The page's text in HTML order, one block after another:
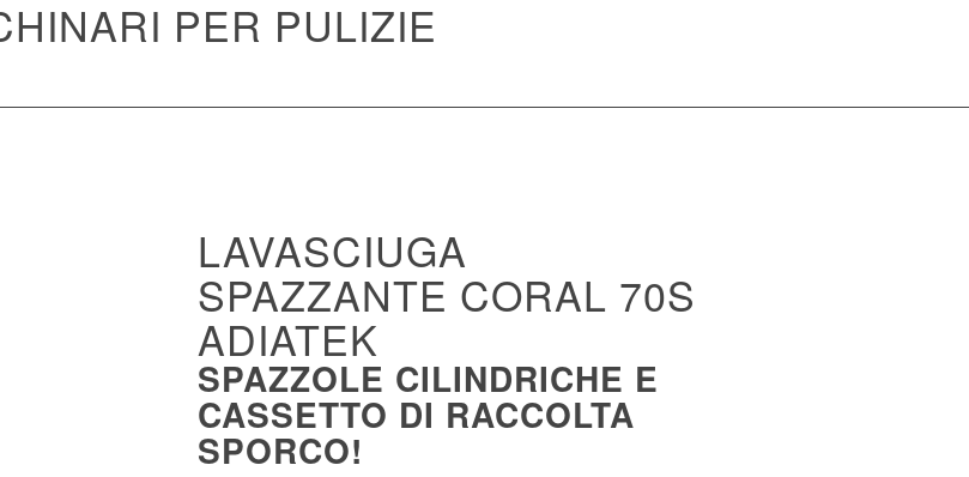
PER PULIZIE
LAVASCIUGA
SPAZZANTE CORAL 70S
ADIATEK
SPAZZOLE CILINDRICHE E
CASSETTO DI RACCOLTA
SPORCO!